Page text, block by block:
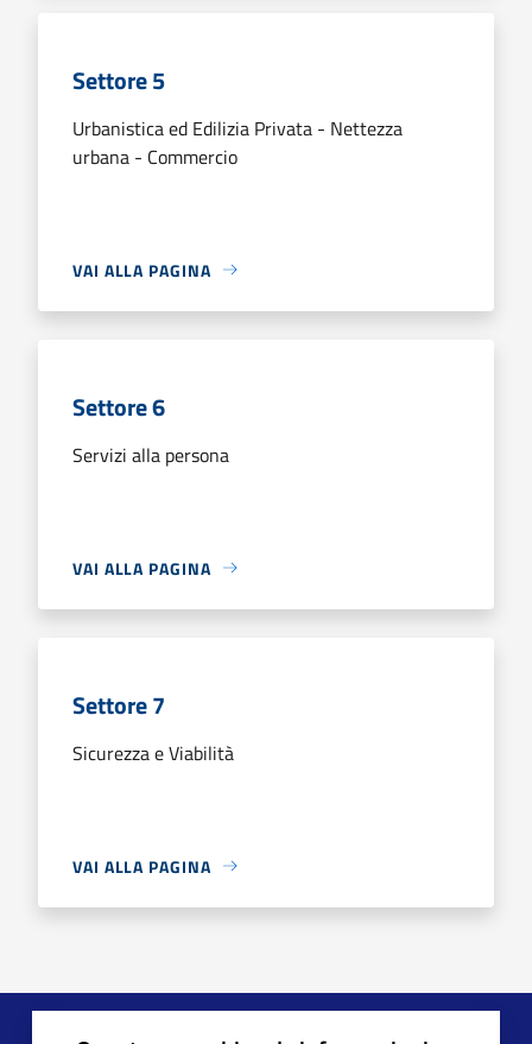
Settore 5
Urbanistica ed Edilizia Privata - Nettezza
urbana - Commercio
VAI ALLA PAGINA
Settore 6
Servizi alla persona
VAI ALLA PAGINA
Settore 7
Sicurezza e Viabilità
VAI ALLA PAGINA